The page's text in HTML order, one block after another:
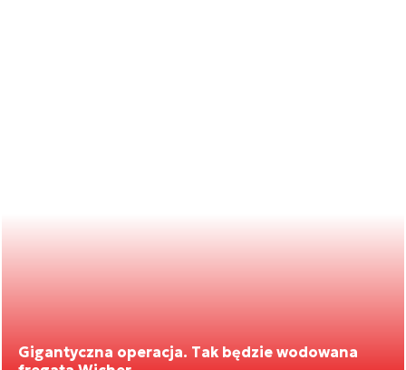
Gigantyczna operacja. Tak będzie wodowana